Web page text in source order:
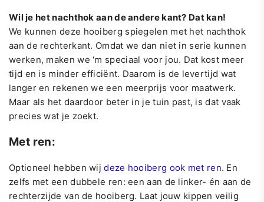
Wil je het nachthok aan de andere kant? Dat kan!
We kunnen deze hooiberg spiegelen met het nachthok
aan de rechterkant. Omdat we dan niet in serie kunnen
werken, maken we ‘m speciaal voor jou. Dat kost meer
tijd en is minder efficiënt. Daarom is de levertijd wat
langer en rekenen we een meerprijs voor maatwerk.
Maar als het daardoor beter in je tuin past, is dat vaak
precies wat je zoekt.
Met ren:
Optioneel hebben wijdeze hooiberg ook met ren. En
zelfs met een dubbele ren: een aan de linker- én aan de
rechterzijde van de hooiberg. Laat jouw kippen veilig